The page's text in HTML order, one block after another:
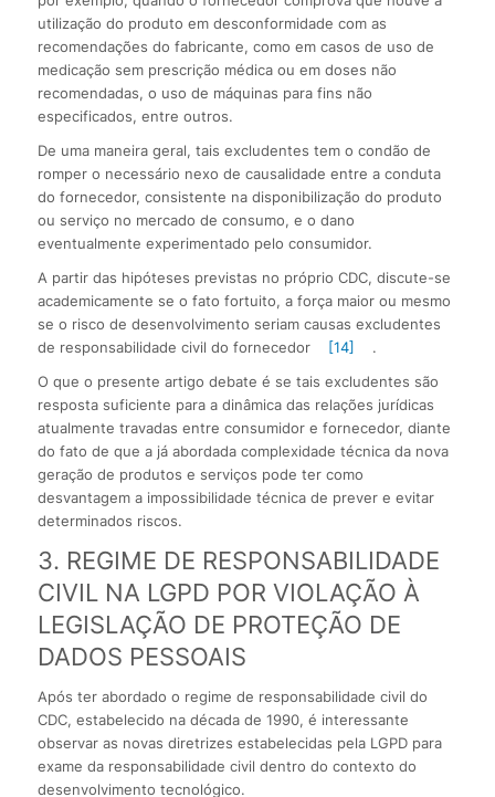
utilização do produto em desconformidade com as
recomendações do fabricante, como em casos de uso de
medicação sem prescrição médica ou em doses não
recomendadas, o uso de máquinas para fins não
especificados, entre outros.
De uma maneira geral, tais excludentes tem o condão de
romper o necessário nexo de causalidade entre a conduta
do fornecedor, consistente na disponibilização do produto
ou serviço no mercado de consumo, e o dano
eventualmente experimentado pelo consumidor.
A partir das hipóteses previstas no próprio CDC, discute-se
academicamente se o fato fortuito, a força maior ou mesmo
se o risco de desenvolvimento seriam causas excludentes
de responsabilidade civil do fornecedor
[14]
.
O que o presente artigo debate é se tais excludentes são
resposta suficiente para a dinâmica das relações jurídicas
atualmente travadas entre consumidor e fornecedor, diante
do fato de que a já abordada complexidade técnica da nova
geração de produtos e serviços pode ter como
desvantagem a impossibilidade técnica de prever e evitar
determinados riscos.
3. REGIME DE RESPONSABILIDADE
CIVIL NA LGPD POR VIOLAÇÃO À
LEGISLAÇÃO DE PROTEÇÃO DE
DADOS PESSOAIS
Após ter abordado o regime de responsabilidade civil do
CDC, estabelecido na década de 1990, é interessante
observar as novas diretrizes estabelecidas pela LGPD para
exame da responsabilidade civil dentro do contexto do
desenvolvimento tecnológico.